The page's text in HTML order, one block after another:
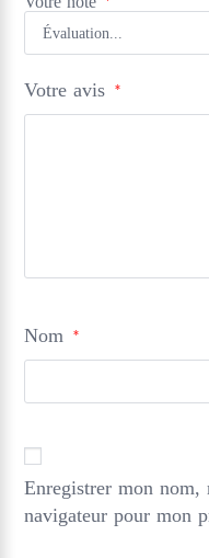
Votre avis *
Nom *
Enregistrer mon
navigateur pour mon